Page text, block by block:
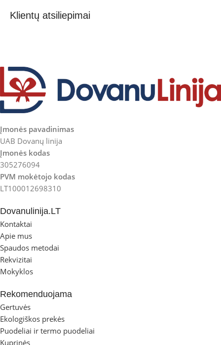
Klientų atsiliepimai
Įmonės pavadinimas
UAB Dovanų linija
Įmonės kodas
305276094
PVM mokėtojo kodas
LT100012698310
Dovanulinija.LT
Kontaktai
Apie mus
Spaudos metodai
Rekvizitai
Mokyklos
Rekomenduojama
Gertuvės
Ekologiškos prekės
Puodeliai ir termo puodeliai
Kuprinės